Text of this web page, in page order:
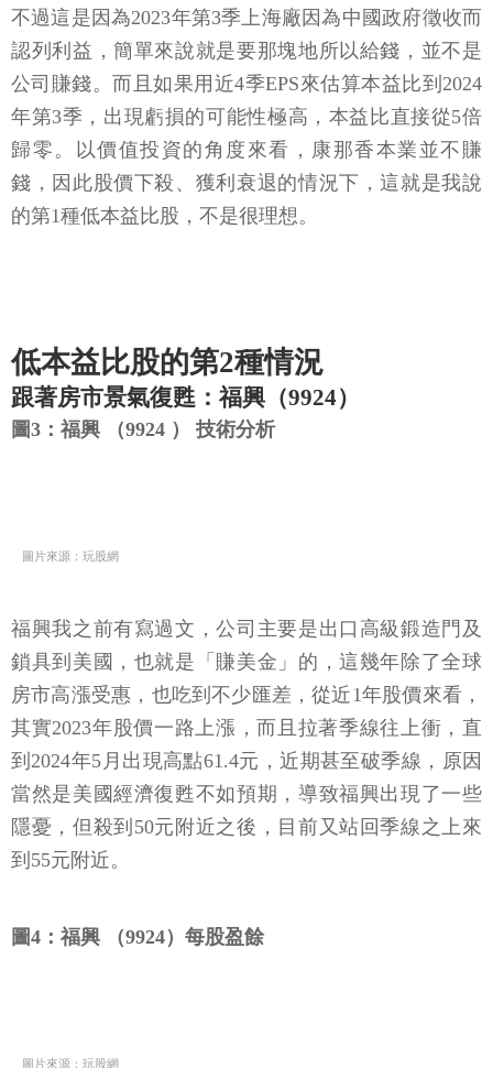
不過這是因為2023年第3季上海廠因為中國政府徵收而
認列利益，簡單來說就是要那塊地所以給錢，並不是
公司賺錢。而且如果用近4季EPS來估算本益比到2024
年第3季，出現虧損的可能性極高，本益比直接從5倍
歸零。以價值投資的角度來看，康那香本業並不賺
錢，因此股價下殺、獲利衰退的情況下，這就是我說
的第1種低本益比股，不是很理想。
低本益比股的第2種情況
跟著房市景氣復甦：福興（9924）
圖3：福興 （9924 ） 技術分析
圖片來源：玩股網
福興我之前有寫過文，公司主要是出口高級鍛造門及
鎖具到美國，也就是「賺美金」的，這幾年除了全球
房市高漲受惠，也吃到不少匯差，從近1年股價來看，
其實2023年股價一路上漲，而且拉著季線往上衝，直
到2024年5月出現高點61.4元，近期甚至破季線，原因
當然是美國經濟復甦不如預期，導致福興出現了一些
隱憂，但殺到50元附近之後，目前又站回季線之上來
到55元附近。
圖4：福興 （9924）每股盈餘
圖片來源：玩股網